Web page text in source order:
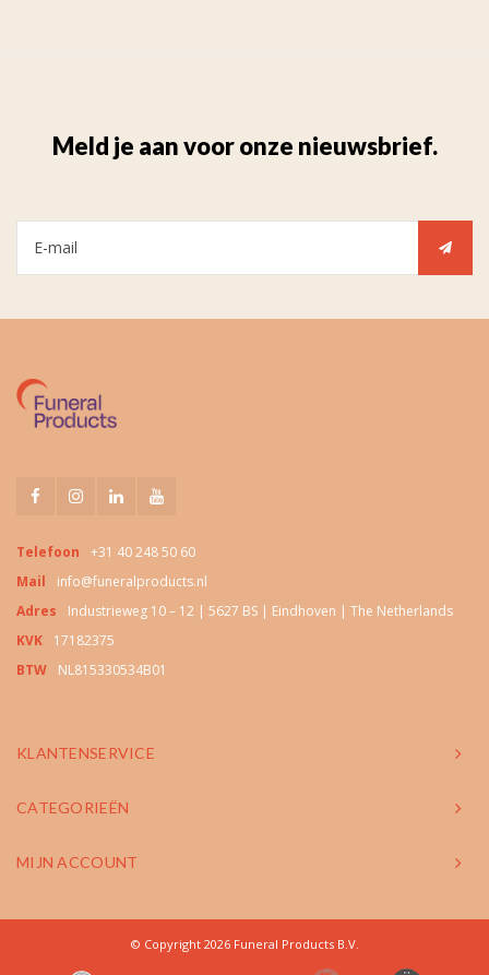
Meld je aan voor onze nieuwsbrief.
Telefoon
+31 40 248 50 60
Mail
info@funeralproducts.nl
Adres
Industrieweg 10 – 12 | 5627 BS | Eindhoven | The Netherlands
KVK
17182375
BTW
NL815330534B01
KLANTENSERVICE
CATEGORIEËN
MIJN ACCOUNT
© Copyright 2026 Funeral Products B.V.